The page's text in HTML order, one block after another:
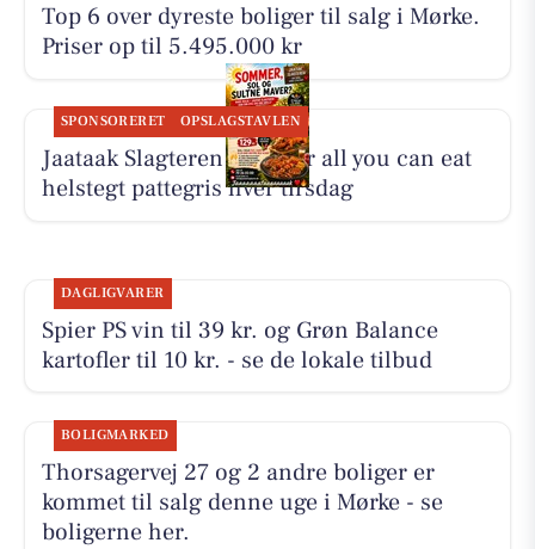
Top 6 over dyreste boliger til salg i Mørke.
Priser op til 5.495.000 kr
SPONSORERET OPSLAGSTAVLEN
Jaataak Slagteren serverer all you can eat
helstegt pattegris hver tirsdag
DAGLIGVARER
Spier PS vin til 39 kr. og Grøn Balance
kartofler til 10 kr. - se de lokale tilbud
BOLIGMARKED
Thorsagervej 27 og 2 andre boliger er
kommet til salg denne uge i Mørke - se
boligerne her.